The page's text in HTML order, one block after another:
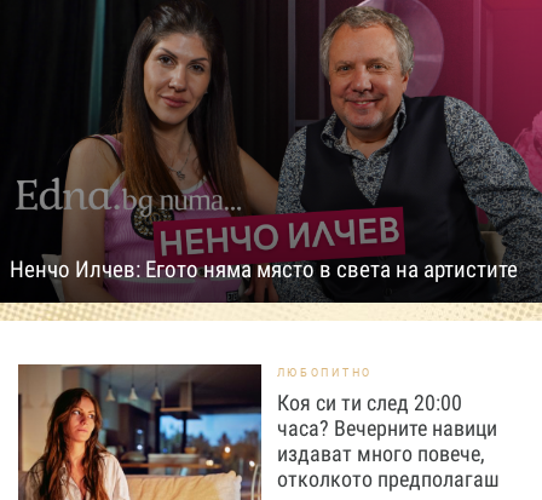
Ненчо Илчев: Егото няма място в света на артистите
ЛЮБОПИТНО
Коя си ти след 20:00
часа? Вечерните навици
издават много повече,
отколкото предполагаш